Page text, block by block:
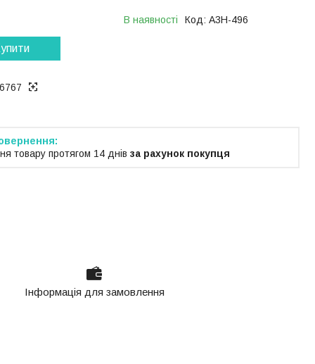
В наявності Код: А3Н-496
товару протягом 14 днів за рахунок покупця
Інформація для замовлення